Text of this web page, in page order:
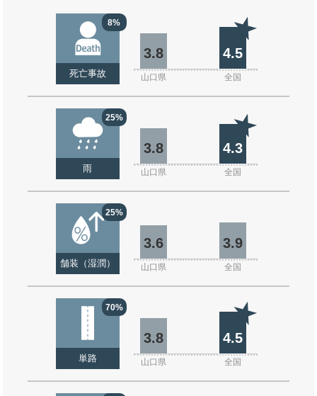
8%
死亡事故
3.8 4.5
山口県 全国
25%
雨
3.8 4.3
山口県 全国
25%
舗装（湿潤）
3.6 3.9
山口県 全国
70%
単路
3.8 4.5
山口県 全国